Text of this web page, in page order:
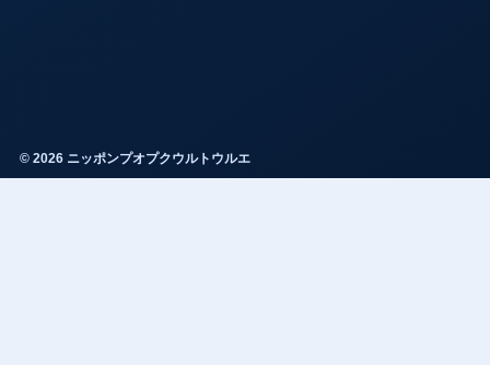
© 2026 ニッポンプオプクウルトウルエ